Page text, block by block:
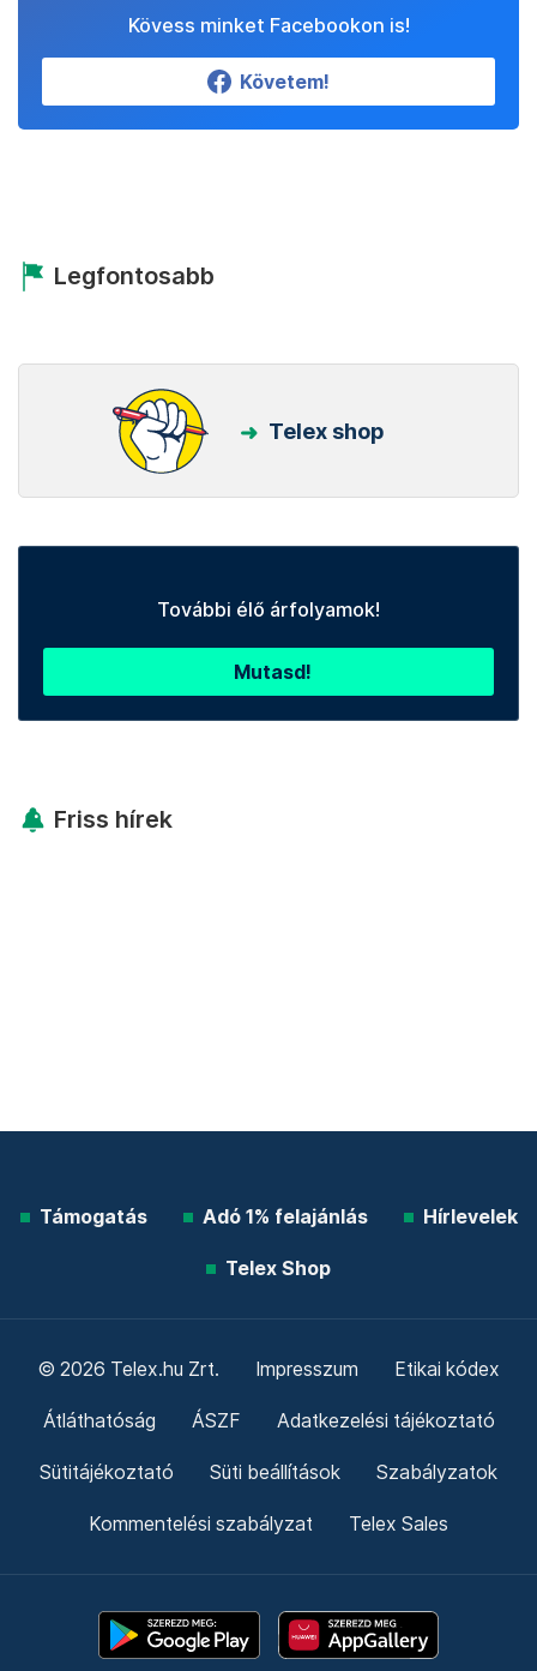
Kövess minket Facebookon is!
Követem!
Legfontosabb
Telex shop
További élő árfolyamok!
Mutasd!
Friss hírek
Támogatás Adó 1% felajánlás Hírlevelek
Telex Shop
© 2026 Telex.hu Zrt. Impresszum Etikai kódex
Átláthatóság ÁSZF Adatkezelési tájékoztató
Sütitájékoztató Süti beállítások Szabályzatok
Kommentelési szabályzat Telex Sales